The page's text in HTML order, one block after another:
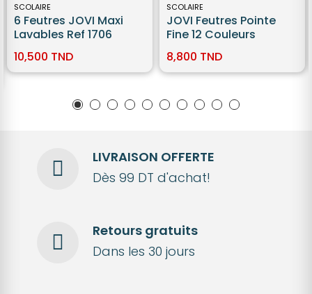
SCOLAIRE
6 Feutres JOVI Maxi
Lavables Ref 1706
10,500 TND
SCOLAIRE
JOVI Feutres Pointe
Fine 12 Couleurs
8,800 TND
LIVRAISON OFFERTE
Dès 99 DT d'achat!
Retours gratuits
Dans les 30 jours